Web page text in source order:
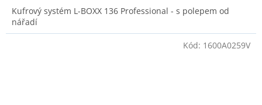
Kufrový systém L-BOXX 136 Professional - s polepem od
nářadí
Kód: 1600A0259V